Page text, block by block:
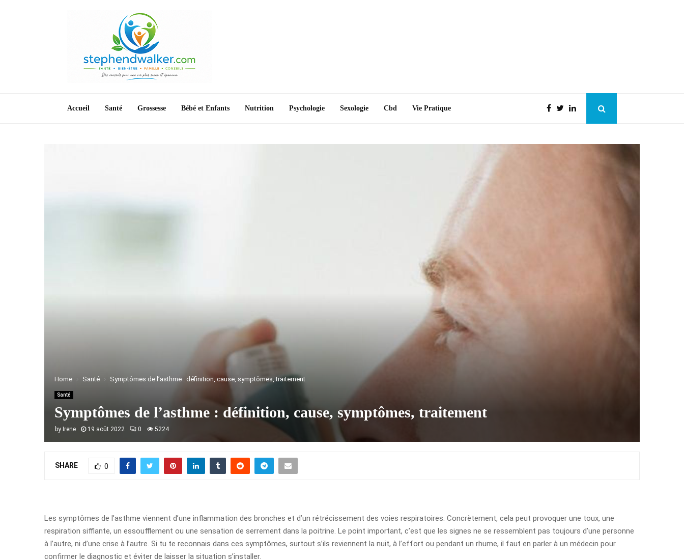
Accueil Santé Grossesse Bébé et Enfants Nutrition Psychologie Sexologie Cbd Vie Pratique
Home Santé Symptômes de l’asthme : définition, cause, symptômes, traitement
Santé
Symptômes de l’asthme : définition, cause, symptômes, traitement
by Irene 19 août 2022 0 5224
SHARE 0
Les symptômes de l’asthme viennent d’une inflammation des bronches et d’un rétrécissement des voies respiratoires. Concrètement, cela peut provoquer une toux, une
respiration sifflante, un essoufflement ou une sensation de serrement dans la poitrine. Le point important, c’est que les signes ne se ressemblent pas toujours d’une personne
à l’autre, ni d’une crise à l’autre. Si tu te reconnais dans ces symptômes, surtout s’ils reviennent la nuit, à l’effort ou pendant un rhume, il faut en parler à un médecin pour
confirmer le diagnostic et éviter de laisser la situation s’installer.